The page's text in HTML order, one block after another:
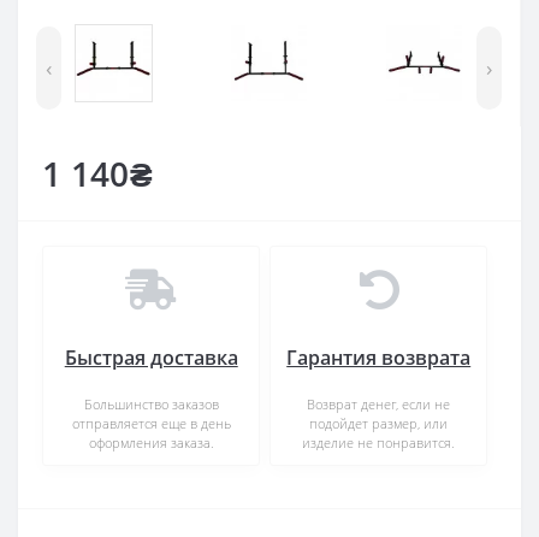
‹ ›
1 140₴
Быстрая доставка
Большинство заказов
отправляется еще в день
оформления заказа.
Гарантия возврата
Возврат денег, если не
подойдет размер, или
изделие не понравится.